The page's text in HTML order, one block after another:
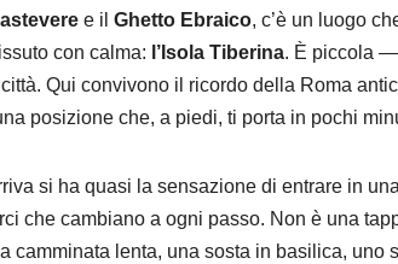
e il Ghetto Ebraico, c’è un luogo
con calma: l’Isola Tiberina. È piccola
Qui convivono il ricordo della Roma
posizione che, a piedi, ti porta in pochi
si ha quasi la sensazione di entrare in
che cambiano a ogni passo. Non è una
camminata lenta, una sosta in basilica, uno